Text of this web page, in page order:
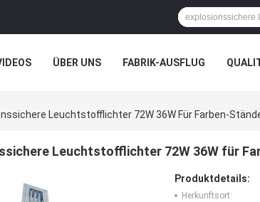
ÜBER UNS FABRIK-AUSFLUG
Leuchtstofflichter 72W 36W Für Farben-
Leuchtstofflichter 72W 36W für
Produktdetails:
Herkunftsort: